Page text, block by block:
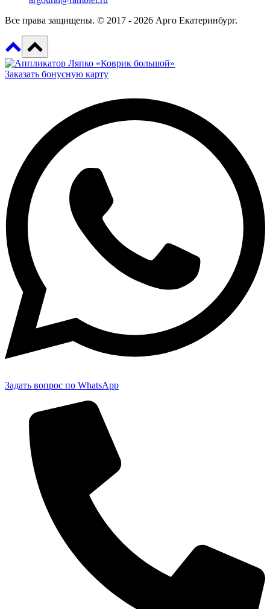
Все права защищены. © 2017 - 2026 Арго Екатеринбург.
Заказать бонусную карту
Задать вопрос по WhatsApp